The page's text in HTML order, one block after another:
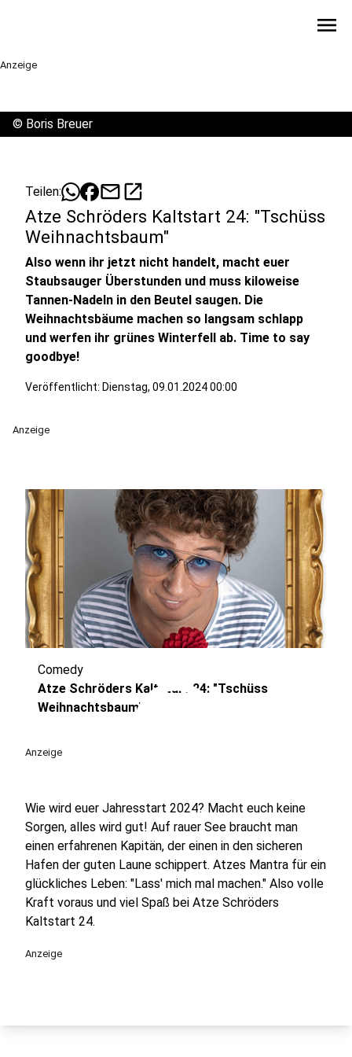
menu
Anzeige
© Boris Breuer
Teilen: mailopen_in_new
Atze Schröders Kaltstart 24: "Tschüss
Weihnachtsbaum"
Also wenn ihr jetzt nicht handelt, macht euer
Staubsauger Überstunden und muss kiloweise
Tannen-Nadeln in den Beutel saugen. Die
Weihnachtsbäume machen so langsam schlapp
und werfen ihr grünes Winterfell ab. Time to say
goodbye!
Veröffentlicht: Dienstag, 09.01.2024 00:00
Anzeige
play_circle
Comedy
Atze Schröders Kaltstart 24: "Tschüss
Weihnachtsbaum"
Anzeige
Wie wird euer Jahresstart 2024? Macht euch keine
Sorgen, alles wird gut! Auf rauer See braucht man
einen erfahrenen Kapitän, der einen in den sicheren
Hafen der guten Laune schippert. Atzes Mantra für ein
glückliches Leben: "Lass' mich mal machen." Also volle
Kraft voraus und viel Spaß bei Atze Schröders
Kaltstart 24.
Anzeige